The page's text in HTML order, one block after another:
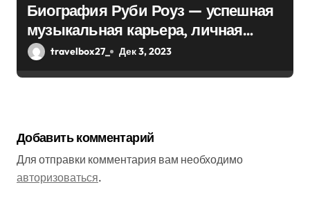
Биография Руби Роуз — успешная
музыкальная карьера, личная
жизнь и знаковые достижения
travelbox27_ Дек 3, 2023
Добавить комментарий
Для отправки комментария вам необходимо
авторизоваться.